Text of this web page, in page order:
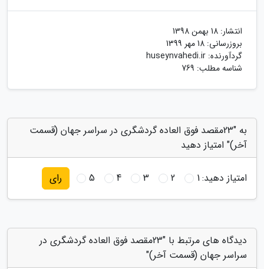
انتشار: 18 بهمن 1398
بروزرسانی: 18 مهر 1399
گردآورنده: huseynvahedi.ir
شناسه مطلب: 769
به "23مقصد فوق العاده گردشگری در سراسر جهان (قسمت
آخر)" امتیاز دهید
امتیاز دهید:1
2
3
4
5 رای
دیدگاه های مرتبط با "23مقصد فوق العاده گردشگری در
سراسر جهان (قسمت آخر)"